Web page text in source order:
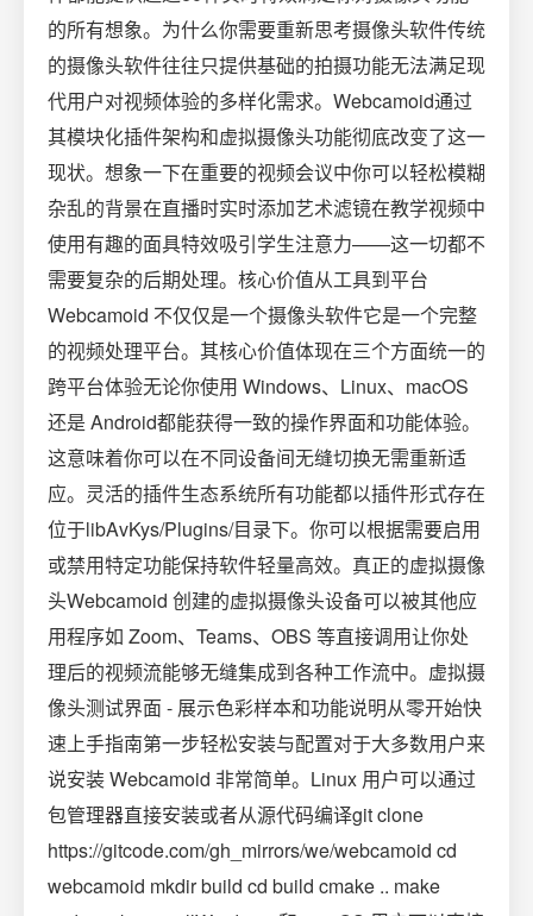
的所有想象。为什么你需要重新思考摄像头软件传统
的摄像头软件往往只提供基础的拍摄功能无法满足现
代用户对视频体验的多样化需求。Webcamoid通过
其模块化插件架构和虚拟摄像头功能彻底改变了这一
现状。想象一下在重要的视频会议中你可以轻松模糊
杂乱的背景在直播时实时添加艺术滤镜在教学视频中
使用有趣的面具特效吸引学生注意力——这一切都不
需要复杂的后期处理。核心价值从工具到平台
Webcamoid 不仅仅是一个摄像头软件它是一个完整
的视频处理平台。其核心价值体现在三个方面统一的
跨平台体验无论你使用 Windows、Linux、macOS
还是 Android都能获得一致的操作界面和功能体验。
这意味着你可以在不同设备间无缝切换无需重新适
应。灵活的插件生态系统所有功能都以插件形式存在
位于libAvKys/Plugins/目录下。你可以根据需要启用
或禁用特定功能保持软件轻量高效。真正的虚拟摄像
头Webcamoid 创建的虚拟摄像头设备可以被其他应
用程序如 Zoom、Teams、OBS 等直接调用让你处
理后的视频流能够无缝集成到各种工作流中。虚拟摄
像头测试界面 - 展示色彩样本和功能说明从零开始快
速上手指南第一步轻松安装与配置对于大多数用户来
说安装 Webcamoid 非常简单。Linux 用户可以通过
包管理器直接安装或者从源代码编译git clone
https://gitcode.com/gh_mirrors/we/webcamoid cd
webcamoid mkdir build cd build cmake .. make